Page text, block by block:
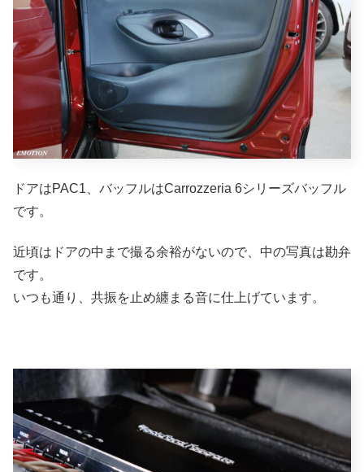
ドアはPAC1、バッフルはCarrozzeria 6シリーズバッフル
です。
近頃はドアの中まで撮る余裕がないので、中の写真は勘弁
です。
いつも通り、共振を止め纏まる音に仕上げています。